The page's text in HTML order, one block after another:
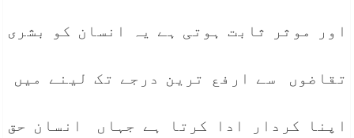
اور موثر ثابت ہوتی ہے یہ انسان کو بشری
تقاضوں سے ارفع ترین درجے تک لینے میں
اپنا کردار ادا کرتا ہے جہاں انسان حق